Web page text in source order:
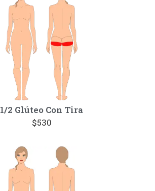
1/2 Glúteo Con Tira
$530